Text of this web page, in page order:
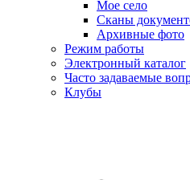
Мое село
Сканы
Архивные фото
Режим работы
Электронный каталог
Часто задаваемые
Клубы